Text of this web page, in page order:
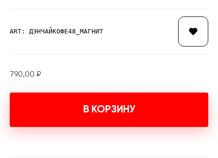
ART: ДЭНЧАЙКОФЕ48_МАГНИТ
790,00 ₽
В КОРЗИНУ